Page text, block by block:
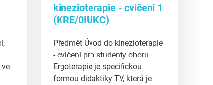
kinezioterapie - cvičení 1
(KRE/0IUKC)
Předmět Úvod do kinezioterapie
- cvičení pro studenty oboru
Ergoterapie je specifickou
formou didaktiky TV, která je